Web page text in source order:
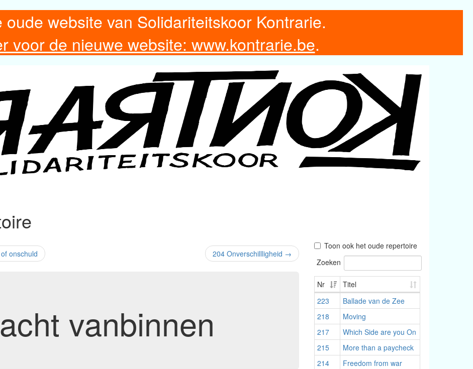
oude website van Solidariteitskoor Kontrarie.
voor de nieuwe website: www.kontrarie.be.
onschuld 204 Onverschillligheid →
vanbinnen
Toon ook het oude repertoire
Zoeken
Nr
Titel
223
Ballade van de Zee
218
Moving
217
Which Side are you On
215
More than a paycheck
214
Freedom from war